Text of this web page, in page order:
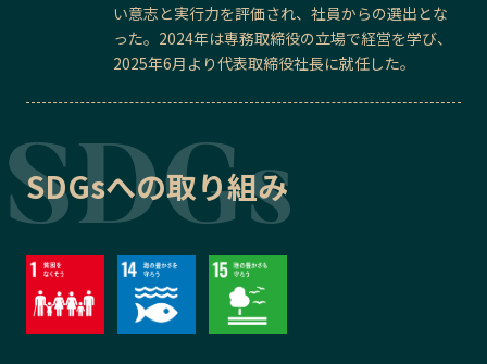
い意志と実行力を評価され、社員からの選出とな
った。2024年は専務取締役の立場で経営を学び、
2025年6月より代表取締役社長に就任した。
SDGsへの取り組み